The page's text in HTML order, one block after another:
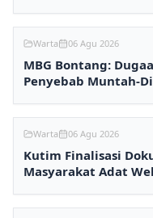
Warta 06 Agu 2026
MBG Bontang:
Penyebab Muntah-
Warta 06 Agu 2026
Kutim Finalisasi
Masyarakat Adat